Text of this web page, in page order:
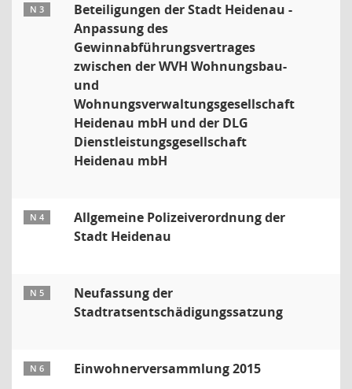
N 3
Beteiligungen der Stadt Heidenau -
Anpassung des
Gewinnabführungsvertrages
zwischen der WVH Wohnungsbau-
und
Wohnungsverwaltungsgesellschaft
Heidenau mbH und der DLG
Dienstleistungsgesellschaft
Heidenau mbH
N 4
Allgemeine Polizeiverordnung der
Stadt Heidenau
N 5
Neufassung der
Stadtratsentschädigungssatzung
N 6 Einwohnerversammlung 2015